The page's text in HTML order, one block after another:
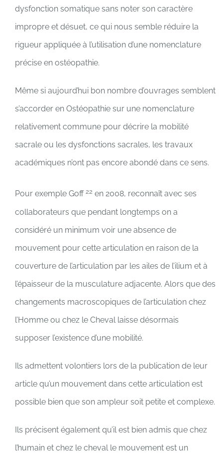
dysfonction somatique sans noter son caractère
impropre et désuet, ce qui nous semble réduire la
rigueur appliquée à l’utilisation d’une nomenclature
précise en ostéopathie.
Même si aujourd’hui bon nombre d’ouvrages semblent
s’accorder en Ostéopathie sur une nomenclature
relativement commune pour décrire la mobilité
sacrale ou les dysfonctions sacrales, les travaux
académiques n’ont pas encore abondé dans ce sens.
Pour exemple Goff 22 en 2008, reconnaît avec ses
collaborateurs que pendant longtemps on a
considéré un minimum voir une absence de
mouvement pour cette articulation en raison de la
couverture de l’articulation par les ailes de l’ilium et à
l’épaisseur de la musculature adjacente. Alors que des
changements macroscopiques de l’articulation chez
l’Homme ou chez le Cheval laisse désormais
supposer l’existence d’une mobilité.
Ils admettent volontiers lors de la publication de leur
article qu’un mouvement dans cette articulation est
possible bien que son ampleur soit petite et complexe.
Ils précisent également qu’il est bien admis que chez
l’humain et chez le cheval le mouvement est un